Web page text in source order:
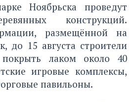
Ноябрьска проведут
конструкций.
размещённой на
до 15 августа строители
лаком около 40
игровые комплексы,
павильоны.